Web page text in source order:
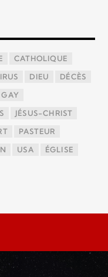
CATHOLIQUE
DIEU DÉCÈS
GAY
JÉSUS-CHRIST
PASTEUR
USA ÉGLISE